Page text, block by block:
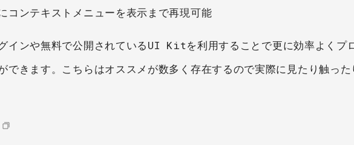
コンテキストメニューを表示まで再現可能
インや無料で公開されているUI Kitを利用することで更に効率よくプ
できます。こちらはオススメが数多く存在するので実際に見たり触っ